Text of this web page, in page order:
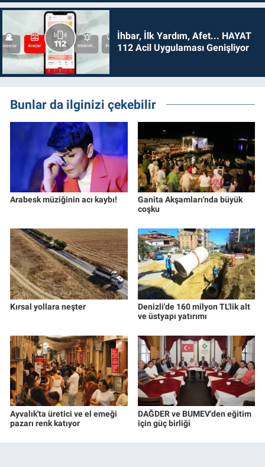
İhbar, İlk Yardım, Afet... HAYAT
112 Acil Uygulaması Genişliyor
Bunlar da ilginizi çekebilir
Arabesk müziğinin acı kaybı!
Ganita Akşamları'nda büyük
coşku
Kırsal yollara neşter
Denizli'de 160 milyon TL'lik alt
ve üstyapı yatırımı
Ayvalık'ta üretici ve el emeği
pazarı renk katıyor
DAĞDER ve BUMEV'den eğitim
için güç birliği